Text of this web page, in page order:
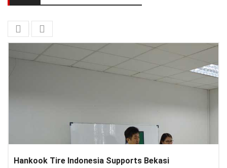
Lenovo Introduced New Brand